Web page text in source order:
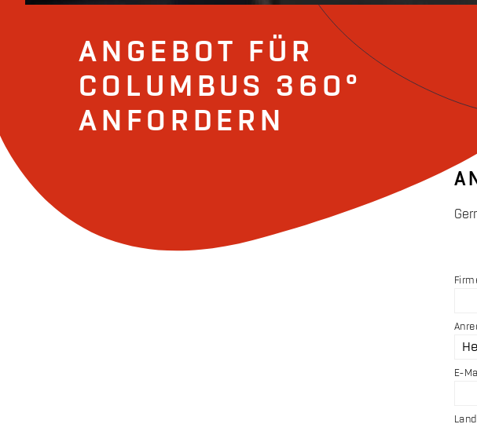
ANGEBOT FÜR
COLUMBUS 360°
ANFORDERN
E-
Land